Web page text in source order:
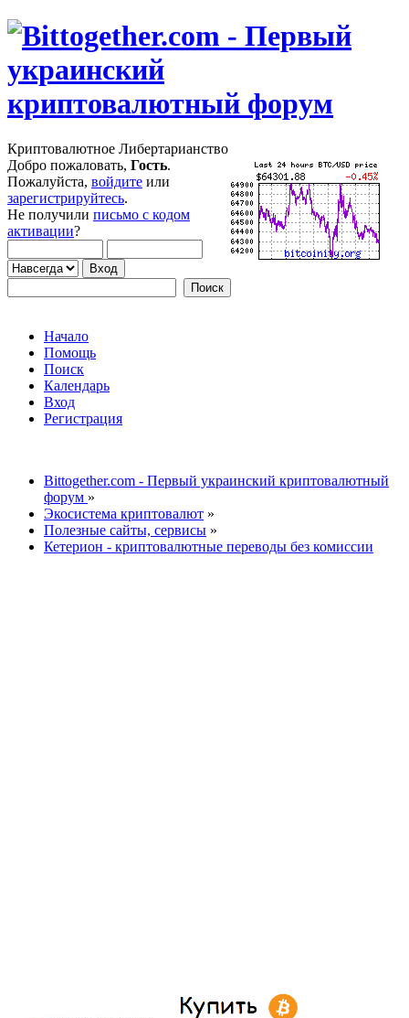
Криптовалютное Либертарианство
Добро пожаловать, Гость.
Пожалуйста, войдите или
зарегистрируйтесь.
Не получили письмо с кодом
активации?
Начало
Помощь
Поиск
Календарь
Вход
Регистрация
Bittogether.com - Первый украинский криптовалютный
форум »
Экосистема криптовалют »
Полезные сайты, сервисы »
Кетерион - криптовалютные переводы без комиссии